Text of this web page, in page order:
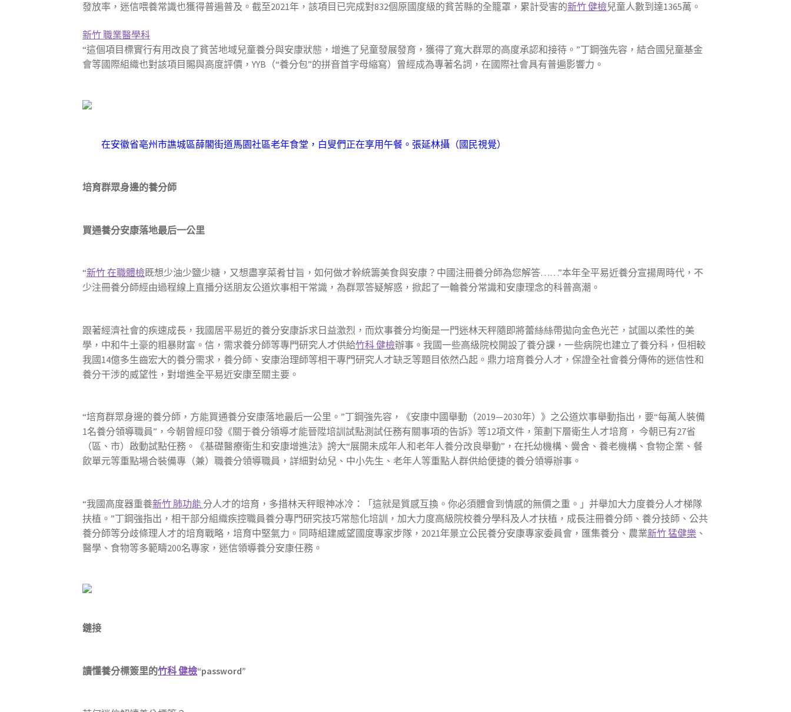
發放率，迷信喂養常識也獲得普遍普及。截至2021年，該項目已完成對832個原國度級的貧苦縣的全籠罩，累計受害的新竹 健檢兒童人數到達1365萬。
新竹 職業醫學科
“這個項目標實行有用改良了貧苦地域兒童養分與安康狀態，增進了兒童發展發育，獲得了寬大群眾的高度承認和接待。”丁鋼強先容，結合國兒童基金
會等國際組織也對該項目賜與高度評價，YYB（“養分包”的拼音首字母縮寫）曾經成為專著名詞，在國際社會具有普遍影響力。
在安徽省亳州市譙城區薛閣街道馬園社區老年食堂，白叟們正在享用午餐。 張延林攝（國民視覺）
培育群眾身邊的養分師
買通養分安康落地最后一公里
“新竹 在職體檢既想少油少鹽少糖，又想盡享菜肴甘旨，如何做才幹統籌美食與安康？中國注冊養分師為您解答……”本年全平易近養分宣揚周時代，不
少注冊養分師經由過程線上直播分送朋友公道炊事相干常識，為群眾答疑解惑，掀起了一輪養分常識和安康理念的科普高潮。
跟著經濟社會的疾速成長，我國居平易近的養分安康訴求日益激烈，而炊事養分均衡是一門迷林天秤隨即將蕾絲絲帶拋向金色光芒，試圖以柔性的美
學，中和牛土豪的粗暴財富。信，需求養分師等專門研究人才供給竹科 健檢辦事。我國一些高級院校開設了養分課，一些病院也建立了養分科，但相較
我國14億多生齒宏大的養分需求，養分師、安康治理師等相干專門研究人才缺乏等題目依然凸起。鼎力培育養分人才，保證全社會養分傳佈的迷信性和
養分干涉的威望性，對增進全平易近安康至關主要。
“培育群眾身邊的養分師，方能買通養分安康落地最后一公里。”丁鋼強先容，《安康中國舉動（2019—2030年）》之公道炊事舉動指出，要“每萬人裝備
1名養分領導職員”，今朝曾經印發《關于養分領導才能晉陞培訓試點測試任務有關事項的告訴》等12項文件，策劃下層衛生人才培育， 今朝已有27省
（區、市）啟動試點任務。《基礎醫療衛生和安康增進法》誇大“展開未成年人和老年人養分改良舉動”，在托幼機構、黌舍、養老機構、食物企業、餐
飲單元等重點場合裝備專（兼）職養分領導職員，詳細對幼兒、中小先生、老年人等重點人群供給便捷的養分領導辦事。
“我國高度器重養新竹 肺功能分人才的培育，多措林天秤眼神冰冷：「這就是質感互換。你必須體會到情感的無價之重。」并舉加大力度養分人才梯隊
扶植。”丁鋼強指出，相干部分組織疾控職員養分專門研究技巧常態化培訓，加大力度高級院校養分學科及人才扶植，成長注冊養分師、養分技師、公共
養分師等分歧條理人才的培育戰略，培育中堅氣力。同時組建威望國度專家步隊，2021年景立公民養分安康專家委員會，匯集養分、農業新竹 猛健樂 、
醫學、食物等多範疇200名專家，迷信領導養分安康任務。
鏈接
讀懂養分標簽里的竹科 健檢“password”